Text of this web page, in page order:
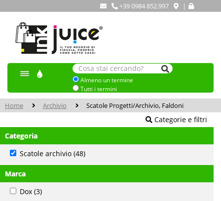
+39 0984 852.997 |
Almeno un termine
Tutti i termini
Home Archivio Scatole Progetti/archivio, Faldoni
Categorie e filtri
Categoria
Scatole archivio (48)
Marca
Dox (3)